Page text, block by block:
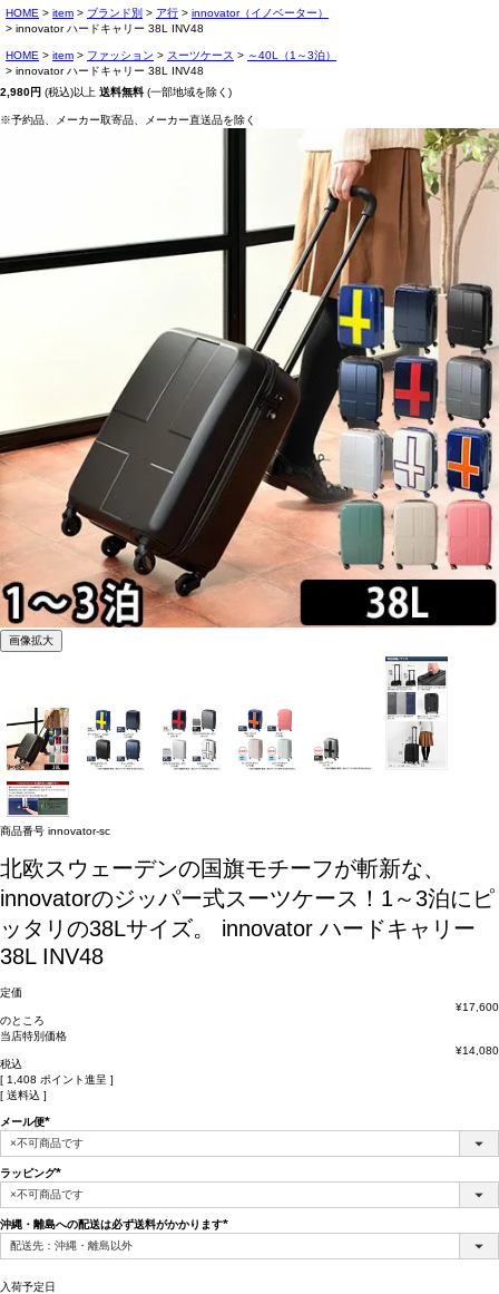
HOME item ブランド別 ア行
innovator（イノベーター）
innovator ハードキャリー 38L INV48
HOME item ファッション スーツケース
～40L（1～3泊）
innovator ハードキャリー 38L INV48
2,980円 (税込)以上 送料無料 (一部地域を除く)
※予約品、メーカー取寄品、メーカー直送品を除く
画像拡大
商品番号 innovator-sc
北欧スウェーデンの国旗モチーフが斬新な、
innovatorのジッパー式スーツケース！1～3泊にピ
ッタリの38Lサイズ。
innovator ハードキャリー
38L INV48
定価
¥17,600
のところ
当店特別価格
¥14,080
税込
[ 1,408 ポイント進呈 ]
送料込
メール便
(必
須)
ラッピング
(必
沖縄・離島への配送は必ず送料がかかります
入荷予定日